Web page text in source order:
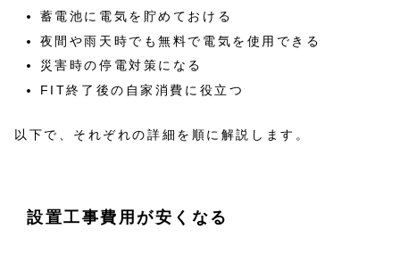
蓄電池に電気を貯めておける
夜間や雨天時でも無料で電気を使用できる
災害時の停電対策になる
FIT終了後の自家消費に役立つ
以下で、それぞれの詳細を順に解説します。
設置工事費用が安くなる